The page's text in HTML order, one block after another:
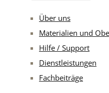
Über uns
Materialien und
Hilfe / Support
Dienstleistungen
Fachbeiträge